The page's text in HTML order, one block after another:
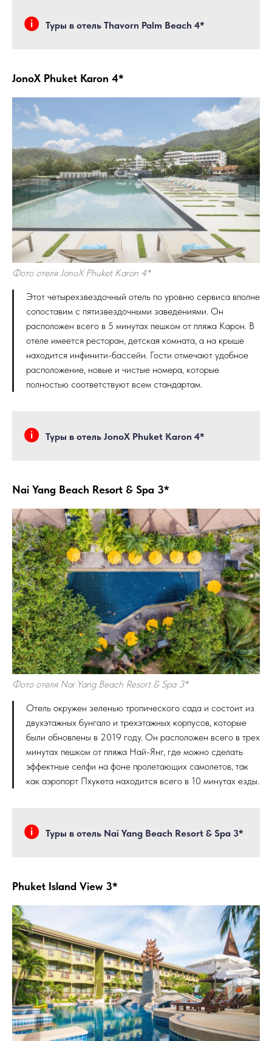
Туры в отель Thavorn Palm Beach 4*
JonoX Phuket Karon 4*
Фото отеля JonoX Phuket Karon 4*
Этот четырехзвездочный отель по уровню сервиса вполне
сопоставим с пятизвездочными заведениями. Он
расположен всего в 5 минутах пешком от пляжа Карон. В
отеле имеется ресторан, детская комната, а на крыше
находится инфинити-бассейн. Гости отмечают удобное
расположение, новые и чистые номера, которые
полностью соответствуют всем стандартам.
Туры в отель JonoX Phuket Karon 4*
Nai Yang Beach Resort & Spa 3*
Фото отеля Nai Yang Beach Resort & Spa 3*
Отель окружен зеленью тропического сада и состоит из
двухэтажных бунгало и трехэтажных корпусов, которые
были обновлены в 2019 году. Он расположен всего в трех
минутах пешком от пляжа Най-Янг, где можно сделать
эффектные селфи на фоне пролетающих самолетов, так
как аэропорт Пхукета находится всего в 10 минутах езды.
Туры в отель Nai Yang Beach Resort & Spa 3*
Phuket Island View 3*